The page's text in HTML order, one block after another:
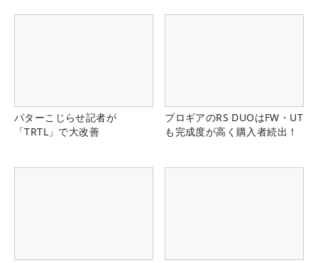
パターこじらせ記者が
「TRTL」で大改善
プロギアのRS DUOはFW・UT
も完成度が高く購入者続出！